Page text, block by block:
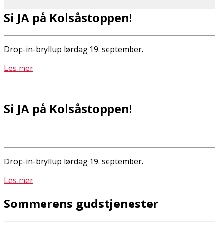
Si JA på Kolsåstoppen!
Drop-in-bryllup lørdag 19. september.
Les mer
Si JA på Kolsåstoppen!
Drop-in-bryllup lørdag 19. september.
Les mer
Sommerens gudstjenester